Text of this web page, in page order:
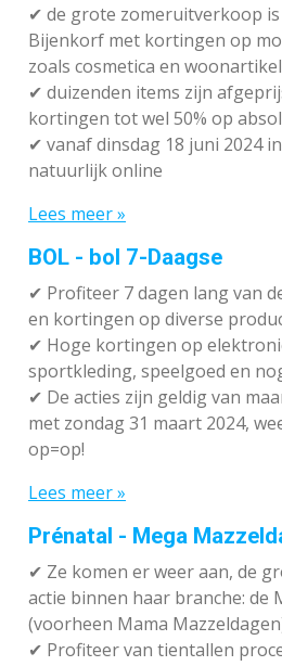
✔ de grote zomeruitverkoop
Bijenkorf met kortingen op
zoals cosmetica en
✔ duizenden items zijn
kortingen tot wel 50% op
✔ vanaf dinsdag 18 juni 2024
natuurlijk online
Lees meer »
BOL - bol 7-Daagse
✔ Profiteer 7 dagen lang van
en kortingen op diverse
✔ Hoge kortingen op
sportkleding, speelgoed en
✔ De acties zijn geldig van
met zondag 31 maart 2024,
op=op!
Lees meer »
Prénatal - Mega
✔ Ze komen er weer aan, de
actie binnen haar branche: de
(voorheen Mama
✔ Profiteer van tientallen